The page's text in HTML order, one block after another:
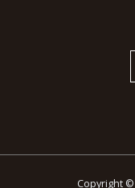
Copyright ©